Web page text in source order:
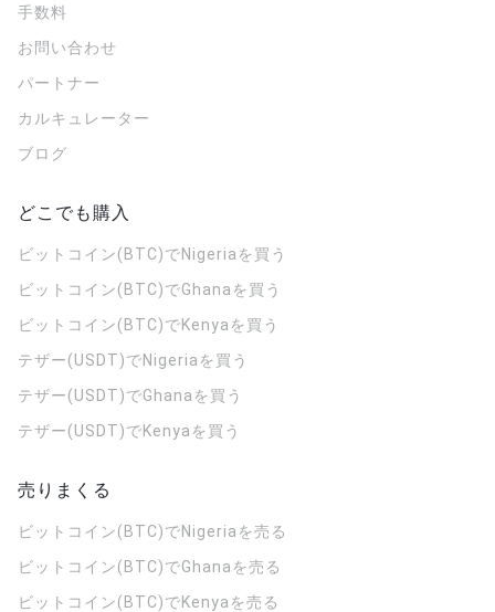
手数料
お問い合わせ
パートナー
カルキュレーター
ブログ
どこでも購入
ビットコイン(BTC)でNigeriaを買う
ビットコイン(BTC)でGhanaを買う
ビットコイン(BTC)でKenyaを買う
テザー(USDT)でNigeriaを買う
テザー(USDT)でGhanaを買う
テザー(USDT)でKenyaを買う
売りまくる
ビットコイン(BTC)でNigeriaを売る
ビットコイン(BTC)でGhanaを売る
ビットコイン(BTC)でKenyaを売る